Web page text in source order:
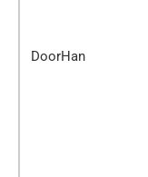
DoorHan